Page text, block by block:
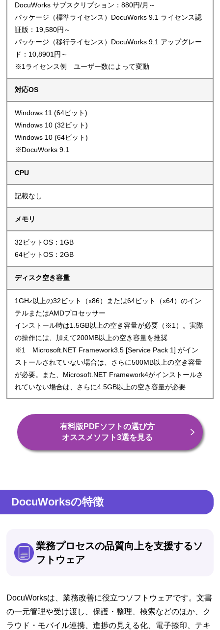
DocuWorks サブスクリプション：880円/月～
パッケージ（標準ライセンス）DocuWorks 9.1 ライセンス認
証版：19,580円～
パッケージ（移行ライセンス）DocuWorks 9.1 アップグレー
ド：10,8901円～
※1ライセンス例 ユーザー数によって変動
対応OS
Windows 11 (64ビット)
Windows 10 (32ビット)
Windows 10 (64ビット)
※DocuWorks 9.1
CPU
記載なし
メモリ
32ビットOS：1GB
64ビットOS：2GB
ディスク空き容量
1GHz以上の32ビット（x86）または64ビット（x64）のイン
テルまたはAMDプロセッサー
インストール時は1.5GB以上の空き容量が必要（※1）。実際
の操作には、加えて200MB以上の空き容量を推奨
※1 Microsoft.NET Framework3.5 [Service Pack 1] がイン
ストールされていない場合は、さらに500MB以上の空き容量
が必要。また、Microsoft.NET Framework4がインストールさ
れていない場合は、さらに4.5GB以上の空き容量が必要
有料版PDFソフトの選び方
オススメソフト3選を見る
DocuWorksの特徴
業務プロセスの品質向上を支援するソ
フトウェア
DocuWorksは、業務改善に役立つソフトウェアです。文書
の一元管理や受け渡し、保護・整理、検索などのほか、ク
ラウド・モバイル連携、進捗の見える化、電子捺印、テキ